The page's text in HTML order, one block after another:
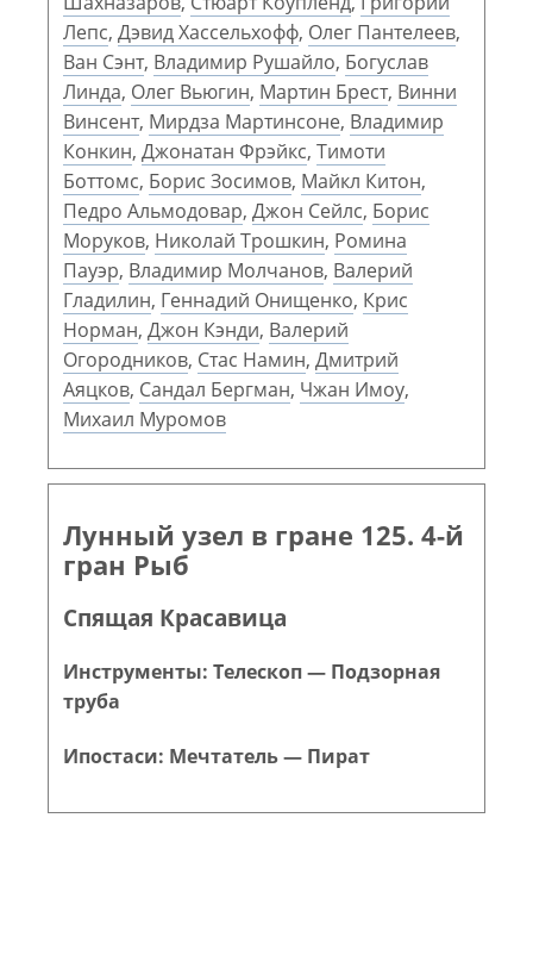
Лепс, Дэвид Хассельхофф, Олег Пантелеев,
Ван Сэнт, Владимир Рушайло, Богуслав
Линда, Олег Вьюгин, Мартин Брест, Винни
Винсент, Мирдза Мартинсоне, Владимир
Конкин, Джонатан Фрэйкс, Тимоти
Боттомс, Борис Зосимов, Майкл Китон,
Педро Альмодовар, Джон Сейлс, Борис
Моруков, Николай Трошкин, Ромина
Пауэр, Владимир Молчанов, Валерий
Гладилин, Геннадий Онищенко, Крис
Норман, Джон Кэнди, Валерий
Огородников, Стас Намин, Дмитрий
Аяцков, Сандал Бергман, Чжан Имоу,
Михаил Муромов
Лунный узел в гране 125. 4-й
гран Рыб
Спящая Красавица
Инструменты: Телескоп — Подзорная
труба
Ипостаси: Мечтатель — Пират